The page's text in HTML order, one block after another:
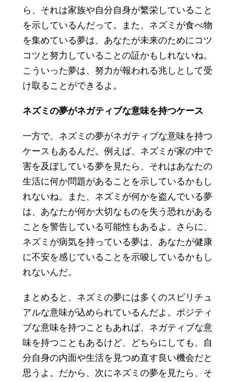
ら、それは家族や自分自身が繁栄していること
を示しているんだって。また、ネズミが食べ物
を集めている夢は、あなたが未来のためにコツ
コツと努力していることの証かもしれないね。
こういった夢は、努力が報われる兆しとして受
け取ることができるよ。
ネズミの夢がネガティブな意味を持つケース
一方で、ネズミの夢がネガティブな意味を持つ
ケースもあるんだ。例えば、ネズミが家の中で
害を及ぼしている夢を見たら、それはあなたの
生活に何か問題があることを示しているかもし
れないね。また、ネズミが何かを盗んでいる夢
は、あなたが何か大切なものを失う恐れがある
ことを警告している可能性もあるよ。さらに、
ネズミが病気を持っている夢は、あなたが健康
に不安を感じていることを示唆しているかもし
れないんだ。
まとめると、ネズミの夢には多くのスピリチュ
アルな意味が込められているんだよ。ポジティ
ブな意味を持つこともあれば、ネガティブな意
味を持つこともあるけど、どちらにしても、自
分自身の内面や生活を見つめ直す良い機会だと
思うよ。だから、次にネズミの夢を見たら、そ